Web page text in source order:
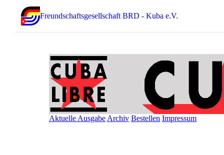
Freundschaftsgesellschaft BRD - Kuba e.V.
Aktuelle Ausgabe Archiv Bestellen Impressum